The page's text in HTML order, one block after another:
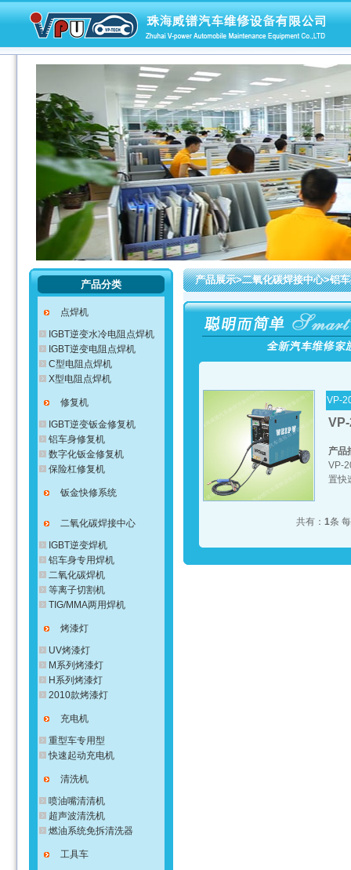
产品分类
点焊机
IGBT逆变水冷电阻点焊机
IGBT逆变电阻点焊机
C型电阻点焊机
X型电阻点焊机
修复机
IGBT逆变钣金修复机
铝车身修复机
数字化钣金修复机
保险杠修复机
钣金快修系统
二氧化碳焊接中心
IGBT逆变焊机
铝车身专用焊机
二氧化碳焊机
等离子切割机
TIG/MMA两用焊机
烤漆灯
UV烤漆灯
M系列烤漆灯
H系列烤漆灯
2010款烤漆灯
充电机
重型车专用型
快速起动充电机
清洗机
喷油嘴清清机
超声波清洗机
燃油系统免拆清洗器
工具车
产品展示>二氧化碳焊接中心>铝
VP-
产品
VP-
置快
共有： 1条